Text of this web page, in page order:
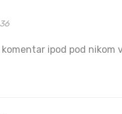
ipod pod